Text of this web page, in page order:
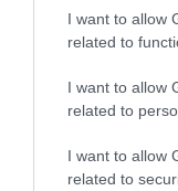
I want to allow
related to
I want to allow
related to
I want to allow
related to